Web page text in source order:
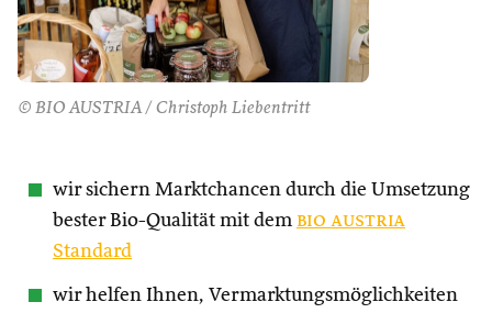
© BIO AUSTRIA / Christoph Liebentritt
wir sichern Marktchancen durch die Umsetzung
bester Bio-Qualität mit dem bio austria
Standard
wir helfen Ihnen, Vermarktungsmöglichkeiten